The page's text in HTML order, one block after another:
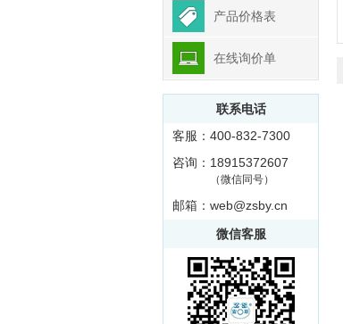
产品价格表
在线询价单
联系电话
客服：400-832-7300
咨询：18915372607
（微信同号）
邮箱：web@zsby.cn
微信客服